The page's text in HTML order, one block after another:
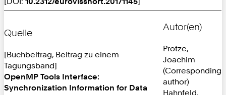
Quelle
[Buchbeitrag, Beitrag zu einem
Tagungsband]
OpenMP Tools Interface:
Synchronization Information for Data
Autor(en)
Protze,
Joachim
(Corresponding
author)
Hahnfeld,